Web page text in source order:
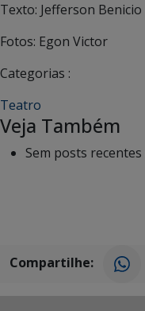
Texto: Jefferson Benicio
Fotos: Egon Victor
Categorias :
Teatro
Veja Também
Sem posts
Compartilhe: